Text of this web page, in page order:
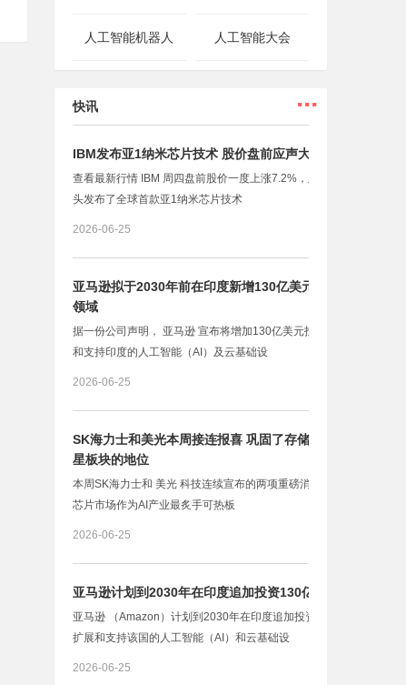
人工智能机器人 人工智能大会
快讯 ...
IBM发布亚1纳米芯片技术 股价盘前应声大涨
查看最新行情 IBM 周四盘前股价一度上涨7.2%，此前这家科技巨
头发布了全球首款亚1纳米芯片技术
2026-06-25
亚马逊拟于2030年前在印度新增130亿美元投资 用于AI
领域
据一份公司声明， 亚马逊 宣布将增加130亿美元投资，用于扩展
和支持印度的人工智能（AI）及云基础设
2026-06-25
SK海力士和美光本周接连报喜 巩固了存储芯片作为AI明
星板块的地位
本周SK海力士和 美光 科技连续宣布的两项重磅消息，巩固了存储
芯片市场作为AI产业最炙手可热板
2026-06-25
亚马逊计划到2030年在印度追加投资130亿美元
亚马逊 （Amazon）计划到2030年在印度追加投资130亿美元，以
扩展和支持该国的人工智能（AI）和云基础设
2026-06-25